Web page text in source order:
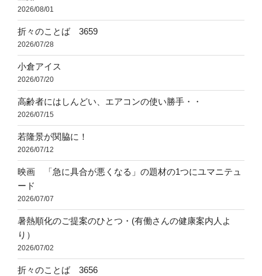
2026/08/01
折々のことば 3659
2026/07/28
小倉アイス
2026/07/20
高齢者にはしんどい、エアコンの使い勝手・・
2026/07/15
若隆景が関脇に！
2026/07/12
映画 「急に具合が悪くなる」の題材の1つにユマニテュ
ード
2026/07/07
暑熱順化のご提案のひとつ・(有働さんの健康案内人よ
り）
2026/07/02
折々のことば 3656